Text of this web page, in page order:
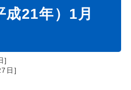
21年）1月
]
日 ]